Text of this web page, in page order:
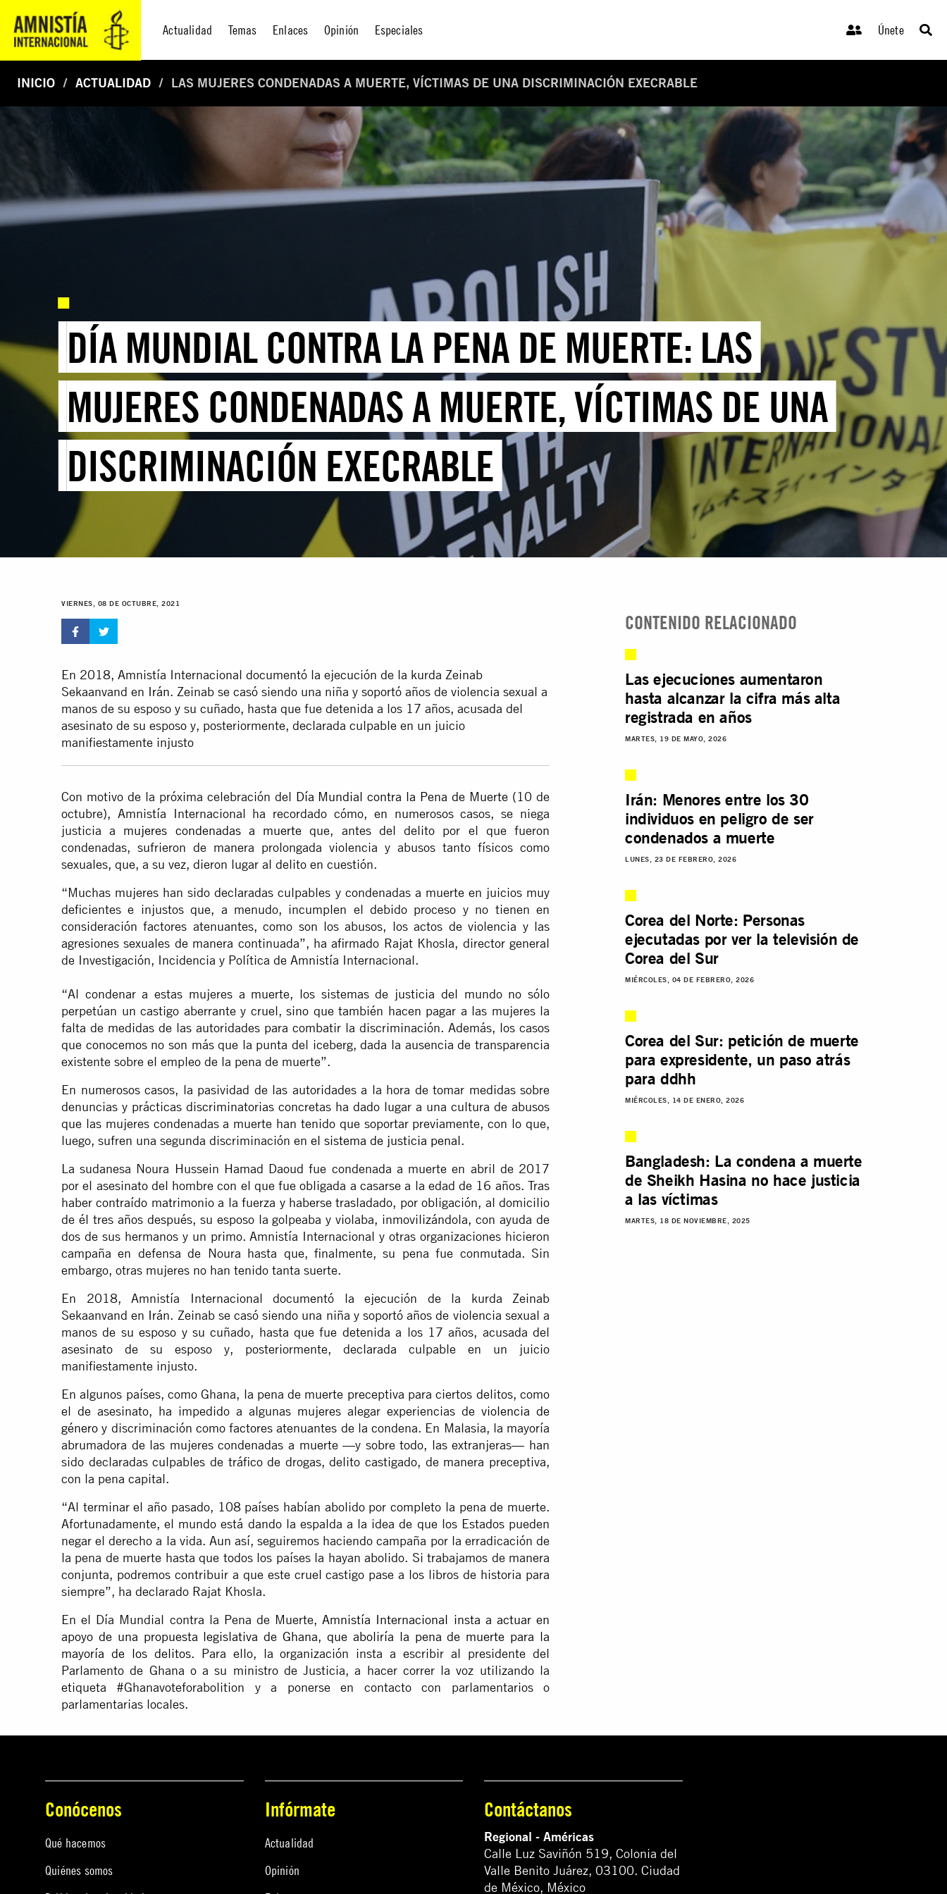
Actualidad Temas Enlaces Opinión Especiales Únete
INICIO ACTUALIDAD LAS MUJERES CONDENADAS A MUERTE, VÍCTIMAS DE UNA DISCRIMINACIÓN EXECRABLE
DÍA MUNDIAL CONTRA LA PENA DE MUERTE: LAS
MUJERES CONDENADAS A MUERTE, VÍCTIMAS DE UNA
DISCRIMINACIÓN EXECRABLE
VIERNES, 08 DE OCTUBRE, 2021
En 2018, Amnistía Internacional documentó la ejecución de la kurda Zeinab
Sekaanvand en Irán. Zeinab se casó siendo una niña y soportó años de violencia sexual a
manos de su esposo y su cuñado, hasta que fue detenida a los 17 años, acusada del
asesinato de su esposo y, posteriormente, declarada culpable en un juicio
manifiestamente injusto
Con motivo de la próxima celebración del Día Mundial contra la Pena de Muerte (10 de
octubre), Amnistía Internacional ha recordado cómo, en numerosos casos, se niega
justicia a mujeres condenadas a muerte que, antes del delito por el que fueron
condenadas, sufrieron de manera prolongada violencia y abusos tanto físicos como
sexuales, que, a su vez, dieron lugar al delito en cuestión.
“Muchas mujeres han sido declaradas culpables y condenadas a muerte en juicios muy
deficientes e injustos que, a menudo, incumplen el debido proceso y no tienen en
consideración factores atenuantes, como son los abusos, los actos de violencia y las
agresiones sexuales de manera continuada”, ha afirmado Rajat Khosla, director general
de Investigación, Incidencia y Política de Amnistía Internacional.
“Al condenar a estas mujeres a muerte, los sistemas de justicia del mundo no sólo
perpetúan un castigo aberrante y cruel, sino que también hacen pagar a las mujeres la
falta de medidas de las autoridades para combatir la discriminación. Además, los casos
que conocemos no son más que la punta del iceberg, dada la ausencia de transparencia
existente sobre el empleo de la pena de muerte”.
En numerosos casos, la pasividad de las autoridades a la hora de tomar medidas sobre
denuncias y prácticas discriminatorias concretas ha dado lugar a una cultura de abusos
que las mujeres condenadas a muerte han tenido que soportar previamente, con lo que,
luego, sufren una segunda discriminación en el sistema de justicia penal.
La sudanesa Noura Hussein Hamad Daoud fue condenada a muerte en abril de 2017
por el asesinato del hombre con el que fue obligada a casarse a la edad de 16 años. Tras
haber contraído matrimonio a la fuerza y haberse trasladado, por obligación, al domicilio
de él tres años después, su esposo la golpeaba y violaba, inmovilizándola, con ayuda de
dos de sus hermanos y un primo. Amnistía Internacional y otras organizaciones hicieron
campaña en defensa de Noura hasta que, finalmente, su pena fue conmutada. Sin
embargo, otras mujeres no han tenido tanta suerte.
En 2018, Amnistía Internacional documentó la ejecución de la kurda Zeinab
Sekaanvand en Irán. Zeinab se casó siendo una niña y soportó años de violencia sexual a
manos de su esposo y su cuñado, hasta que fue detenida a los 17 años, acusada del
asesinato de su esposo y, posteriormente, declarada culpable en un juicio
manifiestamente injusto.
En algunos países, como Ghana, la pena de muerte preceptiva para ciertos delitos, como
el de asesinato, ha impedido a algunas mujeres alegar experiencias de violencia de
género y discriminación como factores atenuantes de la condena. En Malasia, la mayoría
abrumadora de las mujeres condenadas a muerte —y sobre todo, las extranjeras— han
sido declaradas culpables de tráfico de drogas, delito castigado, de manera preceptiva,
con la pena capital.
“Al terminar el año pasado, 108 países habían abolido por completo la pena de muerte.
Afortunadamente, el mundo está dando la espalda a la idea de que los Estados pueden
negar el derecho a la vida. Aun así, seguiremos haciendo campaña por la erradicación de
la pena de muerte hasta que todos los países la hayan abolido. Si trabajamos de manera
conjunta, podremos contribuir a que este cruel castigo pase a los libros de historia para
siempre”, ha declarado Rajat Khosla.
En el Día Mundial contra la Pena de Muerte,Amnistía Internacional insta a actuar en
apoyo de una propuesta legislativa de Ghana, que aboliría la pena de muerte para la
mayoría de los delitos. Para ello, la organización insta a escribir al presidente del
Parlamento de Ghana o a su ministro de Justicia, a hacer correr la voz utilizando la
etiqueta #Ghanavoteforabolition y a ponerse en contacto con parlamentarios o
parlamentarias locales.
CONTENIDO RELACIONADO
Las ejecuciones aumentaron
hasta alcanzar la cifra más alta
registrada en años
MARTES, 19 DE MAYO, 2026
Irán: Menores entre los 30
individuos en peligro de ser
condenados a muerte
LUNES, 23 DE FEBRERO, 2026
Corea del Norte: Personas
ejecutadas por ver la televisión de
Corea del Sur
MIÉRCOLES, 04 DE FEBRERO, 2026
Corea del Sur: petición de muerte
para expresidente, un paso atrás
para ddhh
MIÉRCOLES, 14 DE ENERO, 2026
Bangladesh: La condena a muerte
de Sheikh Hasina no hace justicia
a las víctimas
MARTES, 18 DE NOVIEMBRE, 2025
Conócenos
Qué hacemos
Quiénes somos
Infórmate
Actualidad
Opinión
Contáctanos
Regional - Américas
Calle Luz Saviñón 519, Colonia del
Valle Benito Juárez, 03100. Ciudad
de México, México